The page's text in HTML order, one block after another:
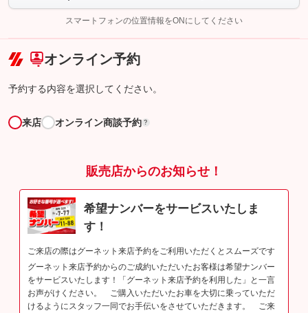
完了してください。
こちら
スマートフォンの位置情報をONにしてください
オンライン予約
予約する内容を選択してください。
来店 オンライン商談予約 ?
販売店からのお知らせ！
希望ナンバーをサービスいたしま
す！
ご来店の際はグーネット来店予約をご利用いただくとスムーズです
グーネット来店予約からのご成約いただいたお客様は希望ナンバー
をサービスいたします！「グーネット来店予約を利用した」と一言
お声がけください。 ご購入いただいたお車を大切に乗っていただ
けるようにスタッフ一同でお手伝いをさせていただきます。 ご来